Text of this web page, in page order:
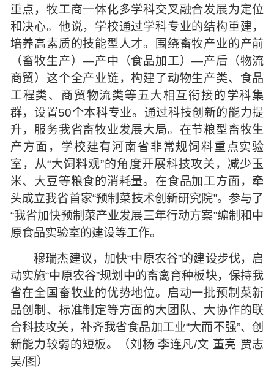
重点，牧工商一体化多学科交叉融合发展为定位
和决心。他说，学校通过学科专业的结构重建，
培养高素质的技能型人才。围绕畜牧产业的产前
（畜牧生产）—产中（食品加工）—产后（物流
商贸）这个全产业链，构建了动物生产类、食品
工程类、商贸物流类等五大相互衔接的学科集
群，设置50个本科专业。通过科技创新的能力提
升，服务我省畜牧业发展大局。在节粮型畜牧生
产方面，学校建有河南省非常规饲料重点实验
室，从“大饲料观”的角度开展科技攻关，减少玉
米、大豆等粮食的消耗量。在食品加工方面，牵
头成立我省首家“预制菜技术创新研究院”。参与了
“我省加快预制菜产业发展三年行动方案”编制和中
原食品实验室的建设等工作。
穆瑞杰建议，加快“中原农谷”的建设步伐，启
动实施“中原农谷”规划中的畜禽育种板块，保持我
省在全国畜牧业的优势地位。启动一批预制菜新
品创制、标准制定等方面的大团队、大协作的联
合科技攻关，补齐我省食品加工业“大而不强”、创
新能力较弱的短板。（刘杨 李连凡/文 董亮 贾志
昊/图）